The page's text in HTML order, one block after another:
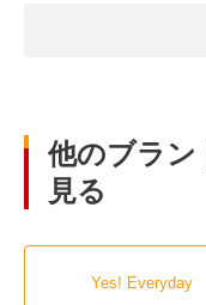
他のブラン
見る
Yes! Everyday